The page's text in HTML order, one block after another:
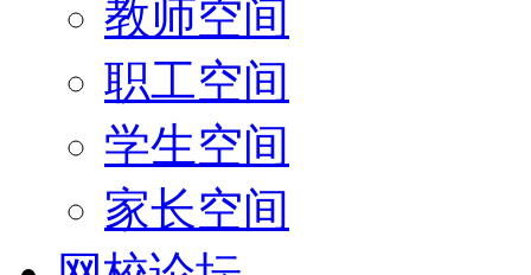
教师空间
职工空间
学生空间
家长空间